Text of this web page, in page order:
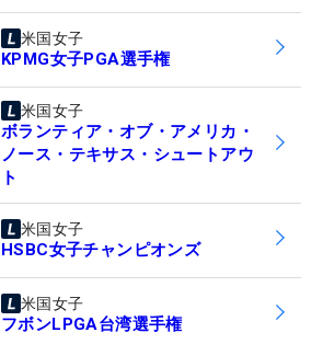
米国女子
KPMG女子PGA選手権
米国女子
ボランティア・オブ・アメリカ・
ノース・テキサス・シュートアウ
ト
米国女子
HSBC女子チャンピオンズ
米国女子
フボンLPGA台湾選手権